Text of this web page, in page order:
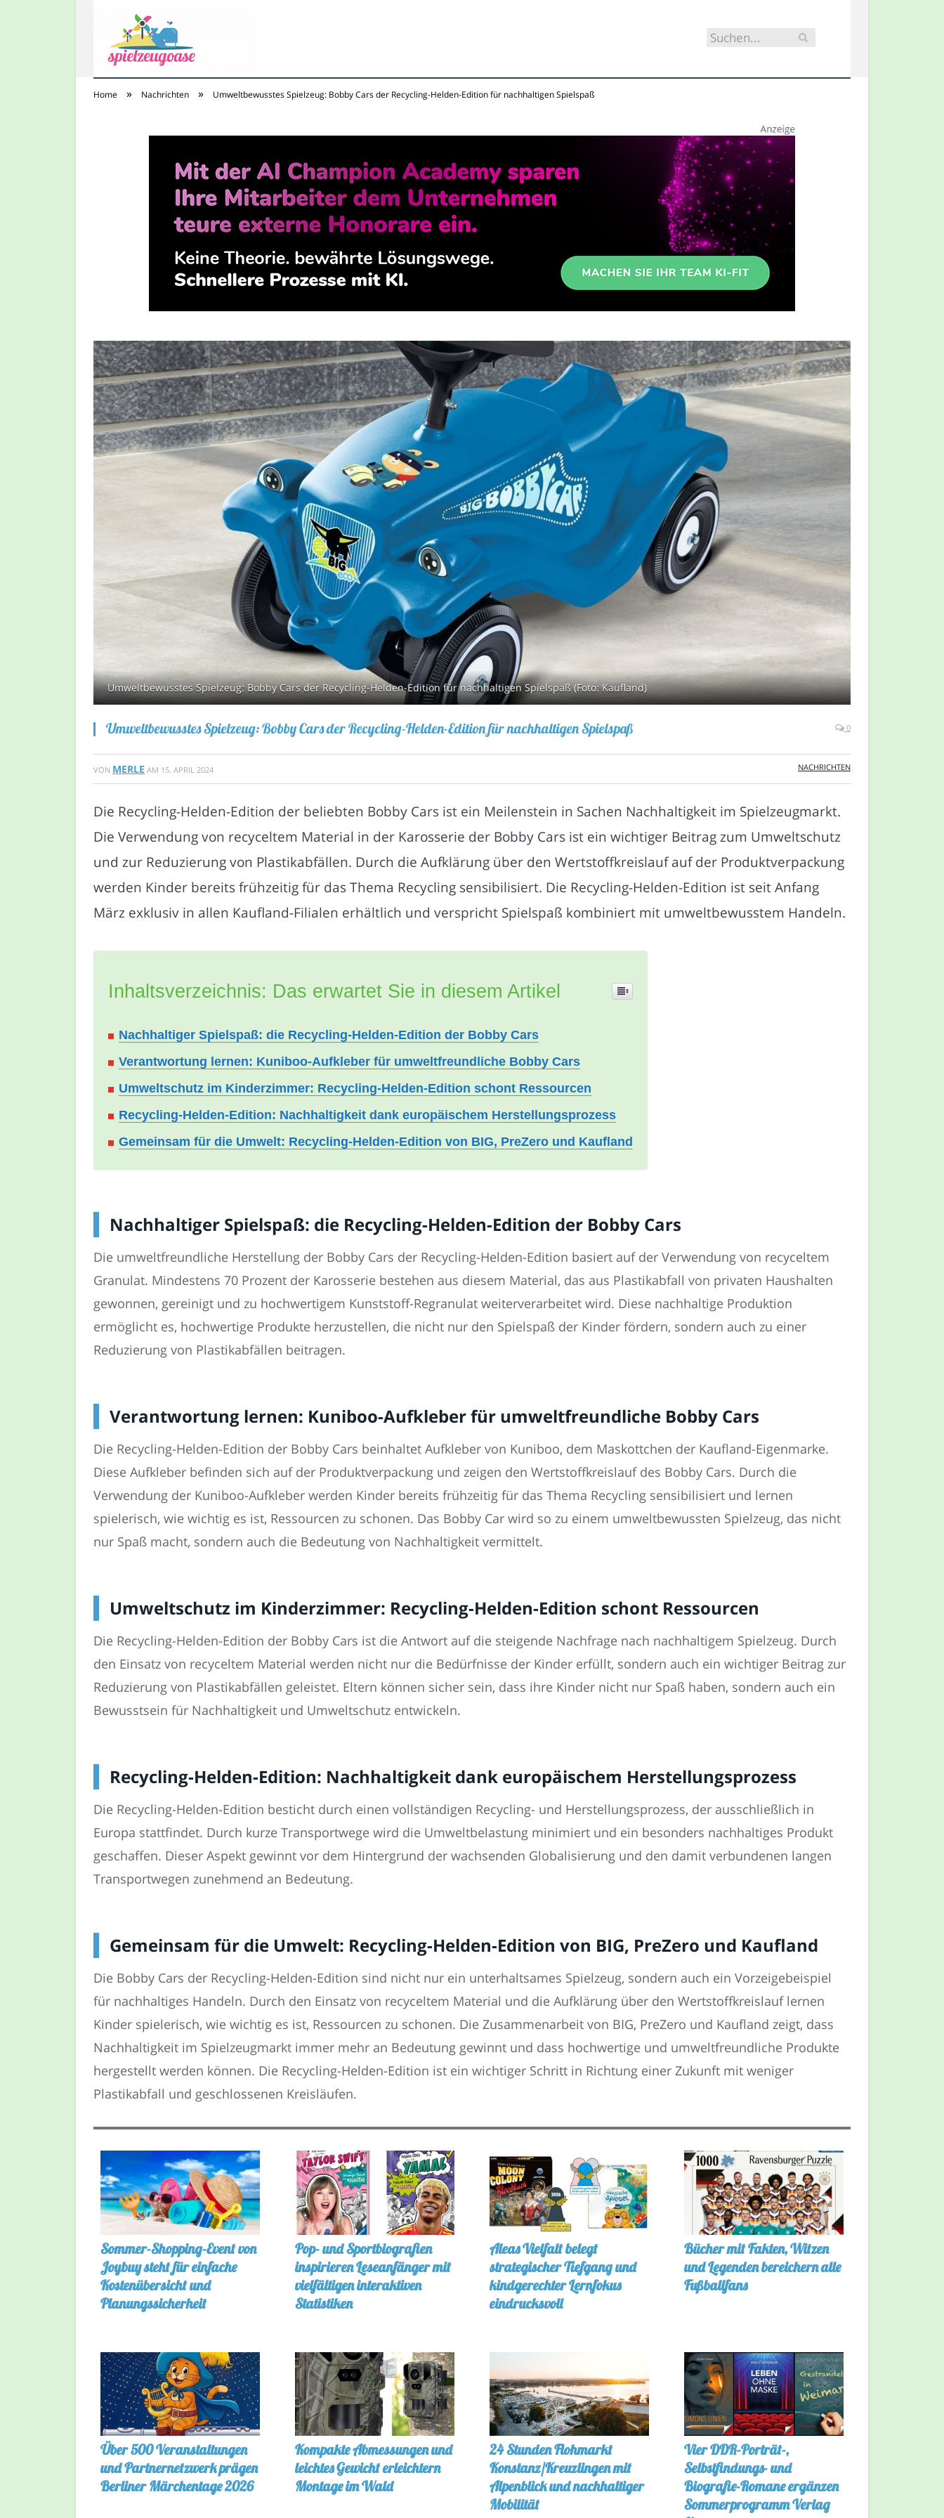
Home » Nachrichten » Umweltbewusstes Spielzeug: Bobby Cars der Recycling-Helden-Edition für nachhaltigen Spielspaß
Umweltbewusstes Spielzeug: Bobby Cars der Recycling-Helden-Edition für nachhaltigen Spielspaß (Foto: Kaufland)
Umweltbewusstes Spielzeug: Bobby Cars der Recycling-Helden-Edition für nachhaltigen Spielspaß 0
VON MERLE AM 15. APRIL 2024 NACHRICHTEN
Die Recycling-Helden-Edition der beliebten Bobby Cars ist ein Meilenstein in Sachen Nachhaltigkeit im Spielzeugmarkt.
Die Verwendung von recyceltem Material in der Karosserie der Bobby Cars ist ein wichtiger Beitrag zum Umweltschutz
und zur Reduzierung von Plastikabfällen. Durch die Aufklärung über den Wertstoffkreislauf auf der Produktverpackung
werden Kinder bereits frühzeitig für das Thema Recycling sensibilisiert. Die Recycling-Helden-Edition ist seit Anfang
März exklusiv in allen Kaufland-Filialen erhältlich und verspricht Spielspaß kombiniert mit umweltbewusstem Handeln.
Inhaltsverzeichnis: Das erwartet Sie in diesem Artikel
Nachhaltiger Spielspaß: die Recycling-Helden-Edition der Bobby Cars
Verantwortung lernen: Kuniboo-Aufkleber für umweltfreundliche Bobby Cars
Umweltschutz im Kinderzimmer: Recycling-Helden-Edition schont Ressourcen
Recycling-Helden-Edition: Nachhaltigkeit dank europäischem Herstellungsprozess
Gemeinsam für die Umwelt: Recycling-Helden-Edition von BIG, PreZero und Kaufland
Nachhaltiger Spielspaß: die Recycling-Helden-Edition der Bobby Cars
Die umweltfreundliche Herstellung der Bobby Cars der Recycling-Helden-Edition basiert auf der Verwendung von recyceltem
Granulat. Mindestens 70 Prozent der Karosserie bestehen aus diesem Material, das aus Plastikabfall von privaten Haushalten
gewonnen, gereinigt und zu hochwertigem Kunststoff-Regranulat weiterverarbeitet wird. Diese nachhaltige Produktion
ermöglicht es, hochwertige Produkte herzustellen, die nicht nur den Spielspaß der Kinder fördern, sondern auch zu einer
Reduzierung von Plastikabfällen beitragen.
Verantwortung lernen: Kuniboo-Aufkleber für umweltfreundliche Bobby Cars
Die Recycling-Helden-Edition der Bobby Cars beinhaltet Aufkleber von Kuniboo, dem Maskottchen der Kaufland-Eigenmarke.
Diese Aufkleber befinden sich auf der Produktverpackung und zeigen den Wertstoffkreislauf des Bobby Cars. Durch die
Verwendung der Kuniboo-Aufkleber werden Kinder bereits frühzeitig für das Thema Recycling sensibilisiert und lernen
spielerisch, wie wichtig es ist, Ressourcen zu schonen. Das Bobby Car wird so zu einem umweltbewussten Spielzeug, das nicht
nur Spaß macht, sondern auch die Bedeutung von Nachhaltigkeit vermittelt.
Umweltschutz im Kinderzimmer: Recycling-Helden-Edition schont Ressourcen
Die Recycling-Helden-Edition der Bobby Cars ist die Antwort auf die steigende Nachfrage nach nachhaltigem Spielzeug. Durch
den Einsatz von recyceltem Material werden nicht nur die Bedürfnisse der Kinder erfüllt, sondern auch ein wichtiger Beitrag zur
Reduzierung von Plastikabfällen geleistet. Eltern können sicher sein, dass ihre Kinder nicht nur Spaß haben, sondern auch ein
Bewusstsein für Nachhaltigkeit und Umweltschutz entwickeln.
Recycling-Helden-Edition: Nachhaltigkeit dank europäischem Herstellungsprozess
Die Recycling-Helden-Edition besticht durch einen vollständigen Recycling- und Herstellungsprozess, der ausschließlich in
Europa stattfindet. Durch kurze Transportwege wird die Umweltbelastung minimiert und ein besonders nachhaltiges Produkt
geschaffen. Dieser Aspekt gewinnt vor dem Hintergrund der wachsenden Globalisierung und den damit verbundenen langen
Transportwegen zunehmend an Bedeutung.
Gemeinsam für die Umwelt: Recycling-Helden-Edition von BIG, PreZero und Kaufland
Die Bobby Cars der Recycling-Helden-Edition sind nicht nur ein unterhaltsames Spielzeug, sondern auch ein Vorzeigebeispiel
für nachhaltiges Handeln. Durch den Einsatz von recyceltem Material und die Aufklärung über den Wertstoffkreislauf lernen
Kinder spielerisch, wie wichtig es ist, Ressourcen zu schonen. Die Zusammenarbeit von BIG, PreZero und Kaufland zeigt, dass
Nachhaltigkeit im Spielzeugmarkt immer mehr an Bedeutung gewinnt und dass hochwertige und umweltfreundliche Produkte
hergestellt werden können. Die Recycling-Helden-Edition ist ein wichtiger Schritt in Richtung einer Zukunft mit weniger
Plastikabfall und geschlossenen Kreisläufen.
Sommer-Shopping-Event von
Joybuy steht für einfache
Kostenübersicht und
Planungssicherheit
Pop- und Sportbiografien
inspirieren Leseanfänger mit
vielfältigen interaktiven
Statistiken
Aleas Vielfalt belegt
strategischer Tiefgang und
kindgerechter Lernfokus
eindrucksvoll
Bücher mit Fakten, Witzen
und Legenden bereichern alle
Fußballfans
Über 500 Veranstaltungen
und Partnernetzwerk prägen
Berliner Märchentage 2026
Kompakte Abmessungen und
leichtes Gewicht erleichtern
Montage im Wald
24 Stunden Flohmarkt
Konstanz/Kreuzlingen mit
Alpenblick und nachhaltiger
Mobilität
Vier DDR-Porträt-,
Selbstfindungs- und
Biografie-Romane ergänzen
Sommerprogramm Verlag